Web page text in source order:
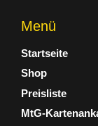
Menü
Startseite
Shop
Preisliste
MtG-